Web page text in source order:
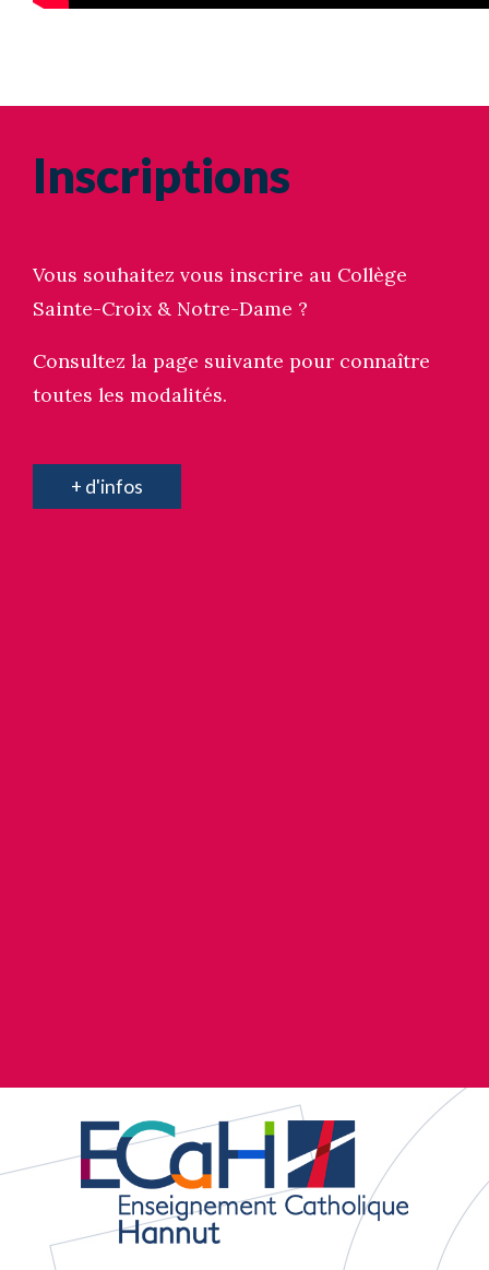
Inscriptions
Vous souhaitez vous inscrire au Collège
Sainte-Croix & Notre-Dame ?
Consultez la page suivante pour connaître
toutes les modalités.
+ d'infos